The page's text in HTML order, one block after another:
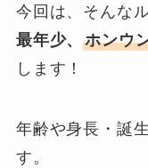
今回は、そんな
最年少、ホンウ
します！
年齢や身長・誕
す。